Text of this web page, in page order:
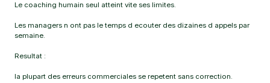
Le coaching humain seul atteint vite ses limites.
Les managers n ont pas le temps d ecouter des dizaines d appels par
semaine.
Resultat :
la plupart des erreurs commerciales se repetent sans correction.